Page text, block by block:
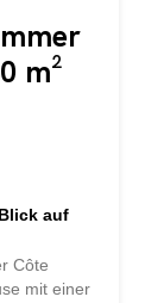
m²
auf
Côte
mit einer